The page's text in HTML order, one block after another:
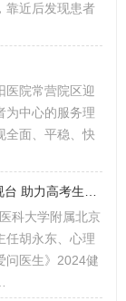
靠近后发现患者
医院常营院区迎
为中心的服务理
全面、平稳、快
科大学附属北京
任胡永东、心理
问医生》2024健